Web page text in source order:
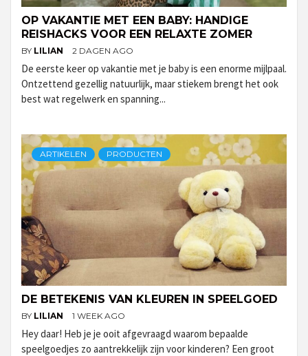
OP VAKANTIE MET EEN BABY: HANDIGE
REISHACKS VOOR EEN RELAXTE ZOMER
BY LILIAN 2 DAGEN AGO
De eerste keer op vakantie met je baby is een enorme mijlpaal.
Ontzettend gezellig natuurlijk, maar stiekem brengt het ook
best wat regelwerk en spanning...
ARTIKELEN PRODUCTEN
DE BETEKENIS VAN KLEUREN IN SPEELGOED
BY LILIAN 1 WEEK AGO
Hey daar! Heb je je ooit afgevraagd waarom bepaalde
speelgoedjes zo aantrekkelijk zijn voor kinderen? Een groot